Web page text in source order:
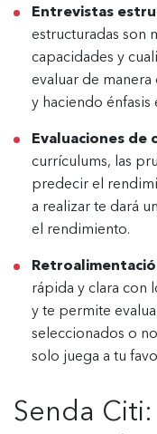
Entrevistas
estructuradas son
capacidades y
evaluar de
y haciendo énfasis
Evaluaciones de
currículums, las
predecir el
a realizar te dará
el rendimiento.
rápida y clara con
y te permite
seleccionados o
solo juega a tu
Senda